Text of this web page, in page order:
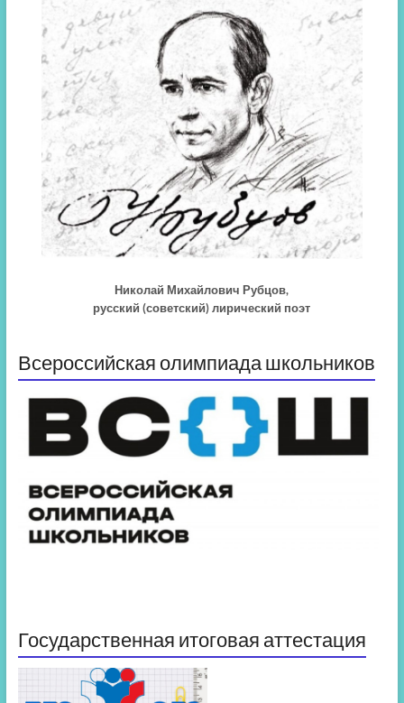
Николай Михайлович Рубцов,
русский (советский) лирический поэт
Всероссийская олимпиада школьников
Государственная итоговая аттестация